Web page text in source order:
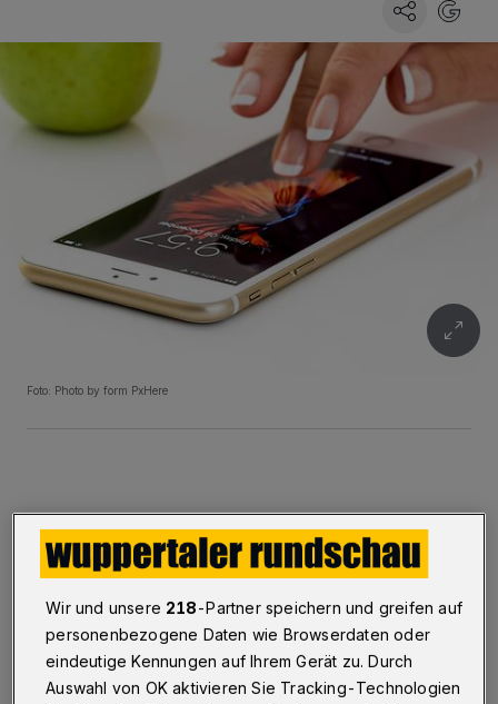
Foto: Photo by form PxHere
Glücksspiel im Netz: Bezahlung per Apple Pay
und Spielerschutz
Vor allem im Online-Gaming hat Apple Pay
mobile Zahlungen und Mikrotransaktionen
revolutioniert. Ein Grund dafür ist die
Wir und unsere 218-Partner speichern und greifen auf
personenbezogene Daten wie Browserdaten oder
eindeutige Kennungen auf Ihrem Gerät zu. Durch
Auswahl von OK aktivieren Sie Tracking-Technologien